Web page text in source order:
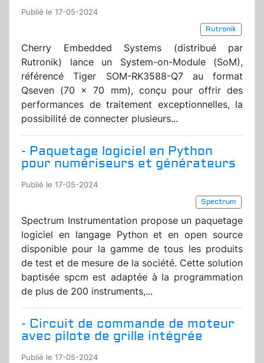
Publié le 17-05-2024
Rutronik
Cherry Embedded Systems (distribué par
Rutronik) lance un System-on-Module (SoM),
référencé Tiger SOM-RK3588-Q7 au format
Qseven (70 x 70 mm), conçu pour offrir des
performances de traitement exceptionnelles, la
possibilité de connecter plusieurs...
- Paquetage logiciel en Python
pour numériseurs et générateurs
Publié le 17-05-2024
Spectrum
Spectrum Instrumentation propose un paquetage
logiciel en langage Python et en open source
disponible pour la gamme de tous les produits
de test et de mesure de la société. Cette solution
baptisée spcm est adaptée à la programmation
de plus de 200 instruments,...
- Circuit de commande de moteur
avec pilote de grille intégrée
Publié le 17-05-2024